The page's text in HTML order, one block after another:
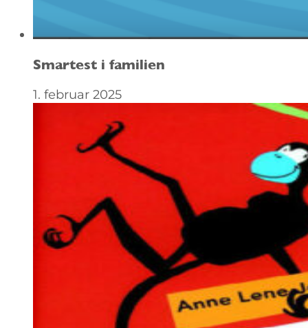
Smartest i familien
1. februar 2025